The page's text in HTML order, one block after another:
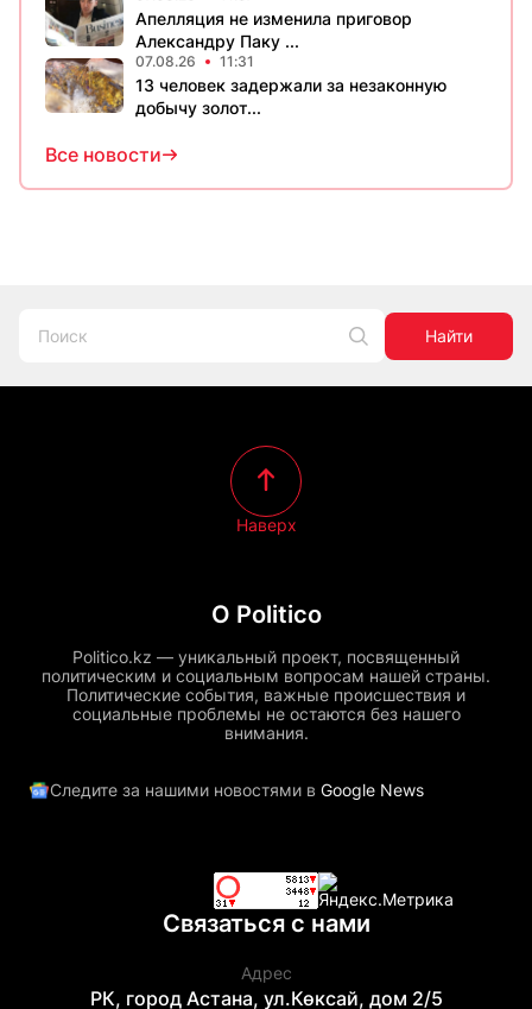
Апелляция не изменила приговор
Александру Паку ...
07.08.26 11:31
13 человек задержали за незаконную
добычу золот...
Все новости
Найти
О Politico
Politico.kz — уникальный проект, посвященный
политическим и социальным вопросам нашей страны.
Политические события, важные происшествия и
социальные проблемы не остаются без нашего
внимания.
Следите за нашими новостями в Google News
Наверх
Связаться с нами
Адрес
РК, город Астана, ул.Көксай, дом 2/5